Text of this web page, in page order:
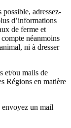
adressez-
d’informations
de ferme et
néanmoins
ni à dresser
et/ou mails de
Régions en matière
un mail